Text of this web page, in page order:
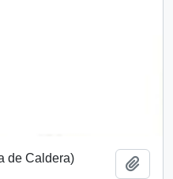
de Caldera)